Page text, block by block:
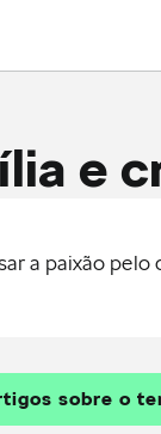
e
a paixão pelo
sobre o